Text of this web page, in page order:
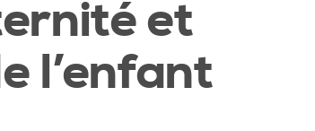
et
l’enfant